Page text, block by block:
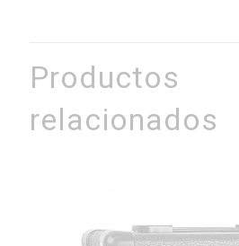
Productos
relacionados